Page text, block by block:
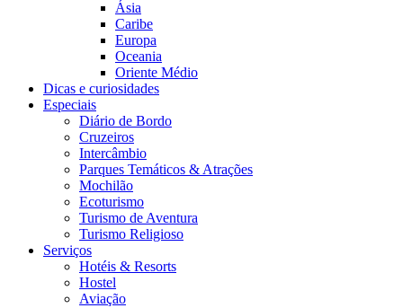
Ásia
Caribe
Europa
Oceania
Oriente Médio
Dicas e curiosidades
Especiais
Diário de Bordo
Cruzeiros
Intercâmbio
Parques Temáticos & Atrações
Mochilão
Ecoturismo
Turismo de Aventura
Turismo Religioso
Serviços
Hotéis & Resorts
Hostel
Aviação